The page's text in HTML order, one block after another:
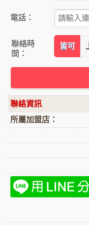
電話：
聯絡時
間：
皆可
聯絡資訊
所屬加盟店：